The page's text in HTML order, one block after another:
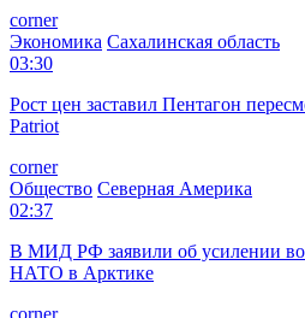
corner
Экономика Сахалинская область
03:30
Рост цен заставил Пентагон
Patriot
corner
Общество Северная Америка
02:37
В МИД РФ заявили об усилении
НАТО в Арктике
corner